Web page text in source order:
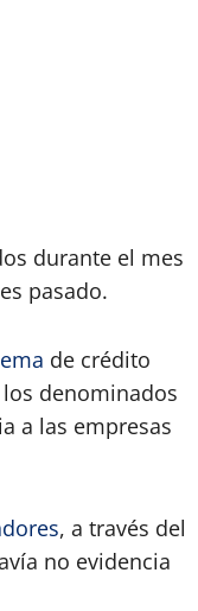
durante el mes
pasado.
de crédito
denominados
a las empresas
, a través del
no evidencia